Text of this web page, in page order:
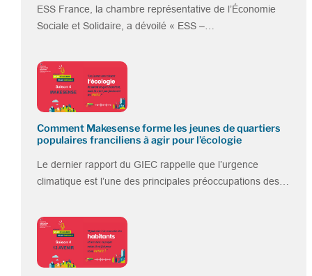
ESS France, la chambre représentative de l’Économie
Sociale et Solidaire, a dévoilé « ESS –…
Comment Makesense forme les jeunes de quartiers
populaires franciliens à agir pour l’écologie
Le dernier rapport du GIEC rappelle que l’urgence
climatique est l’une des principales préoccupations des…